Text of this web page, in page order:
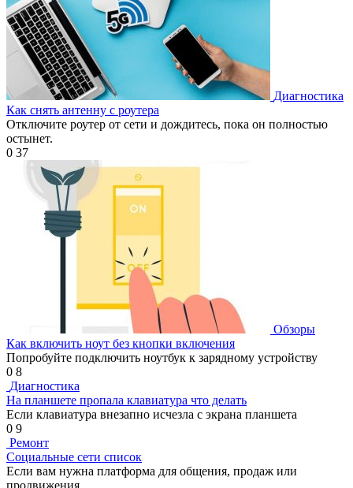
Диагностика
Как снять антенну с роутера
Отключите роутер от сети и дождитесь, пока он полностью
остынет.
0 37
Обзоры
Как включить ноут без кнопки включения
Попробуйте подключить ноутбук к зарядному устройству
0 8
Диагностика
На планшете пропала клавиатура что делать
Если клавиатура внезапно исчезла с экрана планшета
0 9
Ремонт
Социальные сети список
Если вам нужна платформа для общения, продаж или